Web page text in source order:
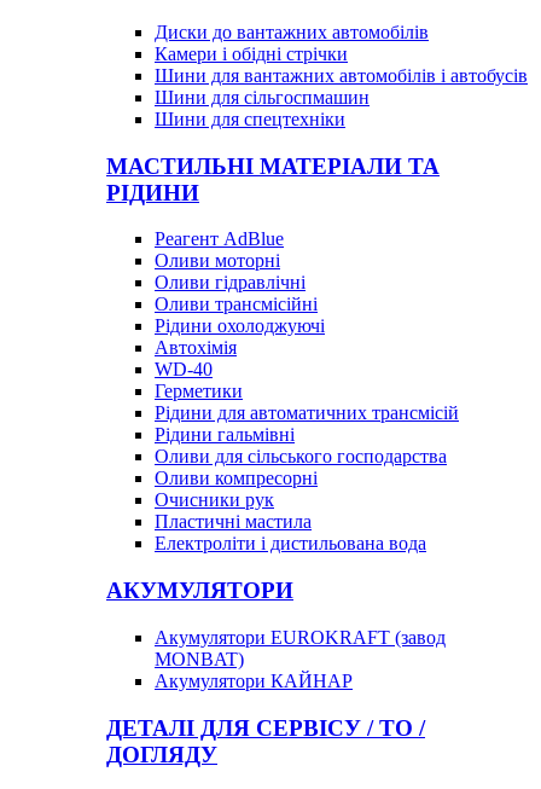
Диски до вантажних автомобілів
Камери і обідні стрічки
Шини для вантажних автомобілів і автобусів
Шини для сільгоспмашин
Шини для спецтехніки
МАСТИЛЬНІ МАТЕРІАЛИ ТА
РІДИНИ
Реагент AdBlue
Оливи моторні
Оливи гідравлічні
Оливи трансмісійні
Рідини охолоджуючі
Автохімія
WD-40
Герметики
Рідини для автоматичних трансмісій
Рідини гальмівні
Оливи для сільського господарства
Оливи компресорні
Очисники рук
Пластичні мастила
Електроліти і дистильована вода
АКУМУЛЯТОРИ
Акумулятори EUROKRAFT (завод
MONBAT)
Акумулятори КАЙНАР
ДЕТАЛІ ДЛЯ СЕРВІСУ / ТО /
ДОГЛЯДУ